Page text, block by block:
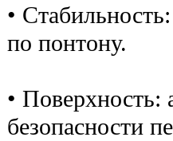
•
по понтону.
• Поверхность:
безопасности